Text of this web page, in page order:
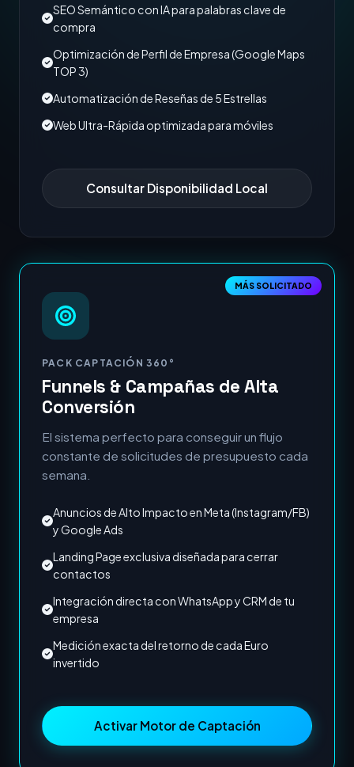
SEO Semántico con IA para palabras clave de
compra
Optimización de Perfil de Empresa (Google Maps
TOP 3)
Automatización de Reseñas de 5 Estrellas
Web Ultra-Rápida optimizada para móviles
Consultar Disponibilidad Local
MÁS SOLICITADO
PACK CAPTACIÓN 360°
Funnels & Campañas de Alta
Conversión
El sistema perfecto para conseguir un flujo
constante de solicitudes de presupuesto cada
semana.
Anuncios de Alto Impacto en Meta (Instagram/FB)
y Google Ads
Landing Page exclusiva diseñada para cerrar
contactos
Integración directa con WhatsApp y CRM de tu
empresa
Medición exacta del retorno de cada Euro
invertido
Activar Motor de Captación